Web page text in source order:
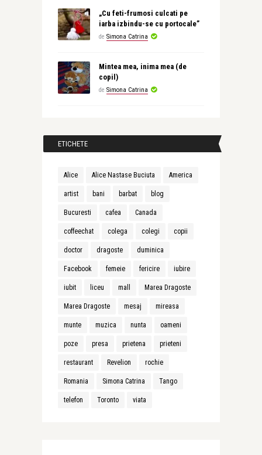
„Cu feti-frumosi culcati pe
iarba izbindu-se cu portocale”
de Simona Catrina
Mintea mea, inima mea (de
copil)
de Simona Catrina
ETICHETE
Alice Alice Nastase Buciuta America
artist bani barbat blog
Bucuresti cafea Canada
coffeechat colega colegi copii
doctor dragoste duminica
Facebook femeie fericire iubire
iubit liceu mall Marea Dragoste
Marea Dragoste mesaj mireasa
munte muzica nunta oameni
poze presa prietena prieteni
restaurant Revelion rochie
Romania Simona Catrina Tango
telefon Toronto viata